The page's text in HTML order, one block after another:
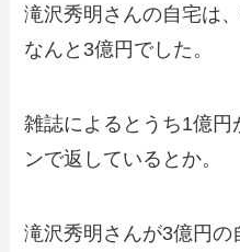
滝沢秀明さんの自宅は
なんと3億円でした。
雑誌によるとうち1億
ンで返しているとか。
滝沢秀明さんが3億円